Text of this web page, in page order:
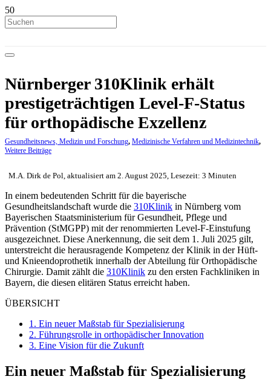
Nürnberger 310Klinik erhält
prestigeträchtigen Level-F-Status
für orthopädische Exzellenz
Gesundheitsnews, Medizin und Forschung, Medizinische Verfahren und Medizintechnik,
Weitere Beiträge
M.A. Dirk de Pol, aktualisiert am 2. August 2025, Lesezeit: 3 Minuten
In einem bedeutenden Schritt für die bayerische
Gesundheitslandschaft wurde die 310Klinik in Nürnberg vom
Bayerischen Staatsministerium für Gesundheit, Pflege und
Prävention (StMGPP) mit der renommierten Level-F-Einstufung
ausgezeichnet. Diese Anerkennung, die seit dem 1. Juli 2025 gilt,
unterstreicht die herausragende Kompetenz der Klinik in der Hüft-
und Knieendoprothetik innerhalb der Abteilung für Orthopädische
Chirurgie. Damit zählt die 310Klinik zu den ersten Fachkliniken in
Bayern, die diesen elitären Status erreicht haben.
ÜBERSICHT
1. Ein neuer Maßstab für Spezialisierung
2. Führungsrolle in orthopädischer Innovation
3. Eine Vision für die Zukunft
Ein neuer Maßstab für Spezialisierung